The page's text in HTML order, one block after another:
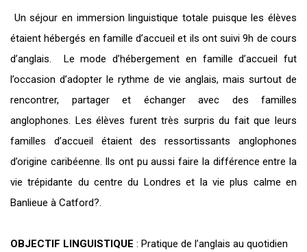
Un séjour en immersion linguistique totale puisque les élèves
étaient hébergés en famille d’accueil et ils ont suivi 9h de cours
d’anglais. Le mode d’hébergement en famille d’accueil fut
l’occasion d’adopter le rythme de vie anglais, mais surtout de
rencontrer, partager et échanger avec des familles
anglophones. Les élèves furent très surpris du fait que leurs
familles d’accueil étaient des ressortissants anglophones
d’origine caribéenne. Ils ont pu aussi faire la différence entre la
vie trépidante du centre du Londres et la vie plus calme en
Banlieue à Catford?.
OBJECTIF LINGUISTIQUE : Pratique de l’anglais au quotidien